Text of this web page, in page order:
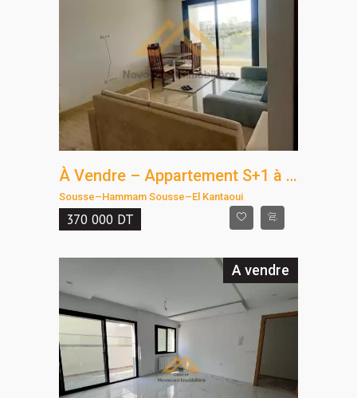
À Vendre – Appartement S+1 à Kantaoui | Zone Touristique – Côté Mer
Sousse–Hammam Sousse–El Kantaoui
370 000 DT
A vendre